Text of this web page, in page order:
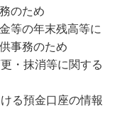
のため
等の年末残高等に
事務のため
・抹消等に関する
る預金口座の情報